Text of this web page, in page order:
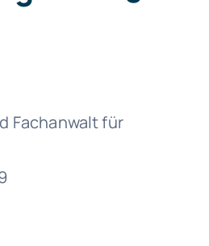
Fachanwalt für